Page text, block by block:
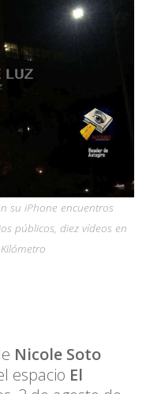
su iPhone encuentros
públicos, diez vídeos en
Nicole Soto
espacio El